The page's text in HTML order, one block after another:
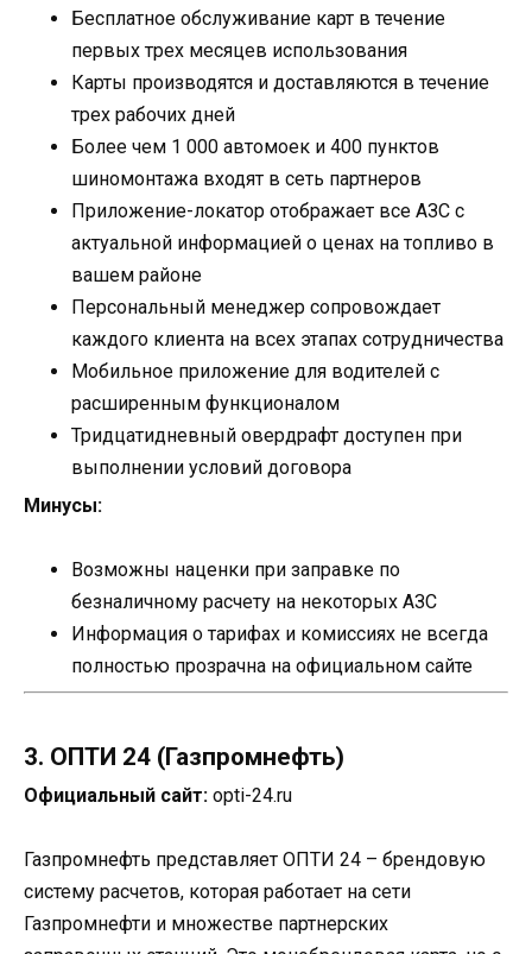
Бесплатное обслуживание карт в течение
первых трех месяцев использования
Карты производятся и доставляются в течение
трех рабочих дней
Более чем 1 000 автомоек и 400 пунктов
шиномонтажа входят в сеть партнеров
Приложение-локатор отображает все АЗС с
актуальной информацией о ценах на топливо в
вашем районе
Персональный менеджер сопровождает
каждого клиента на всех этапах сотрудничества
Мобильное приложение для водителей с
расширенным функционалом
Тридцатидневный овердрафт доступен при
выполнении условий договора
Минусы:
Возможны наценки при заправке по
безналичному расчету на некоторых АЗС
Информация о тарифах и комиссиях не всегда
полностью прозрачна на официальном сайте
3. ОПТИ 24 (Газпромнефть)
Официальный сайт: opti-24.ru
Газпромнефть представляет ОПТИ 24 – брендовую
систему расчетов, которая работает на сети
Газпромнефти и множестве партнерских